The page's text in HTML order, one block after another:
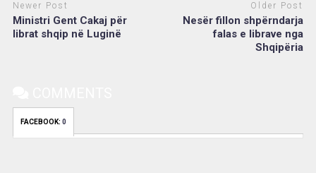
Newer Post
Ministri Gent Cakaj për
librat shqip në Luginë
Older Post
Nesër fillon shpërndarja
falas e librave nga
Shqipëria
FACEBOOK: 0